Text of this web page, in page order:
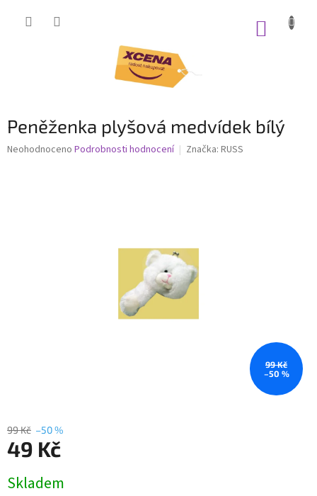
Peněženka plyšová medvídek bílý
Průměrné
Neohodnoceno Podrobnosti hodnocení Značka: RUSS
99 Kč
–50 %
99 Kč –50 %
49 Kč
cena:
Skladem